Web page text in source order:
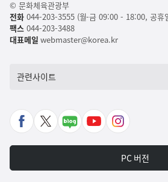
© 문화체육관광부
전화044-203-3555 (월-금 09:00 - 18:00, 공휴
팩스 044-203-3488
대표메일 webmaster@korea.kr
관련사이트
페
X
네
유
인
타
그
PC 버전